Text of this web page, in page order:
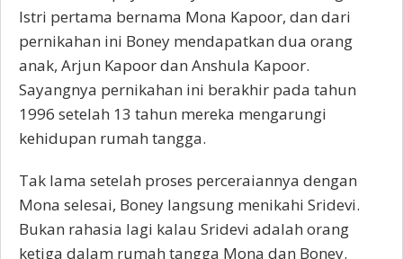
Istri pertama bernama Mona Kapoor, dan dari
pernikahan ini Boney mendapatkan dua orang
anak, Arjun Kapoor dan Anshula Kapoor.
Sayangnya pernikahan ini berakhir pada tahun
1996 setelah 13 tahun mereka mengarungi
kehidupan rumah tangga.
Tak lama setelah proses perceraiannya dengan
Mona selesai, Boney langsung menikahi Sridevi.
Bukan rahasia lagi kalau Sridevi adalah orang
ketiga dalam rumah tangga Mona dan Boney.